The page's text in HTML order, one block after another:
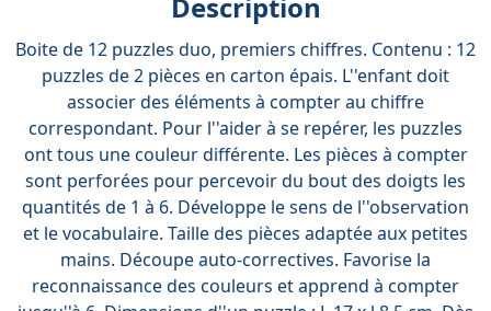
Boite de 12 puzzles duo, premiers chiffres. Contenu : 12
puzzles de 2 pièces en carton épais. L''enfant doit
associer des éléments à compter au chiffre
correspondant. Pour l''aider à se repérer, les puzzles
ont tous une couleur différente. Les pièces à compter
sont perforées pour percevoir du bout des doigts les
quantités de 1 à 6. Développe le sens de l''observation
et le vocabulaire. Taille des pièces adaptée aux petites
mains. Découpe auto-correctives. Favorise la
reconnaissance des couleurs et apprend à compter